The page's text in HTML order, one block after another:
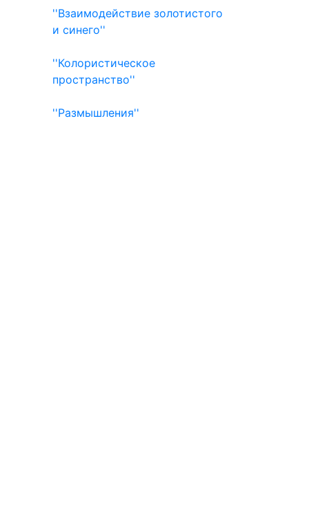
''Взаимодействие золотистого
и синего''
''Колористическое
пространство''
''Размышления''